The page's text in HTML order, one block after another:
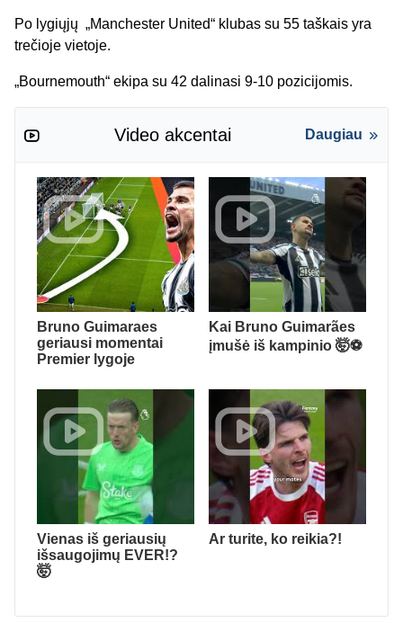
Po lygiųjų „Manchester United“ klubas su 55 taškais yra
trečioje vietoje.
„Bournemouth“ ekipa su 42 dalinasi 9-10 pozicijomis.
Video akcentai Daugiau
Bruno Guimaraes
geriausi momentai
Premier lygoje
Kai Bruno Guimarães
įmušė iš kampinio 🤯⚽️
Vienas iš geriausių
išsaugojimų EVER!?
🤯
Ar turite, ko reikia?!